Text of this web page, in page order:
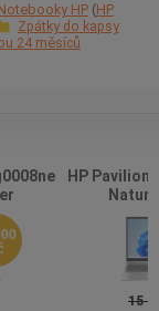
HP HP
Zpátky do kapsy
24 měsíců
HP Pavilion
15